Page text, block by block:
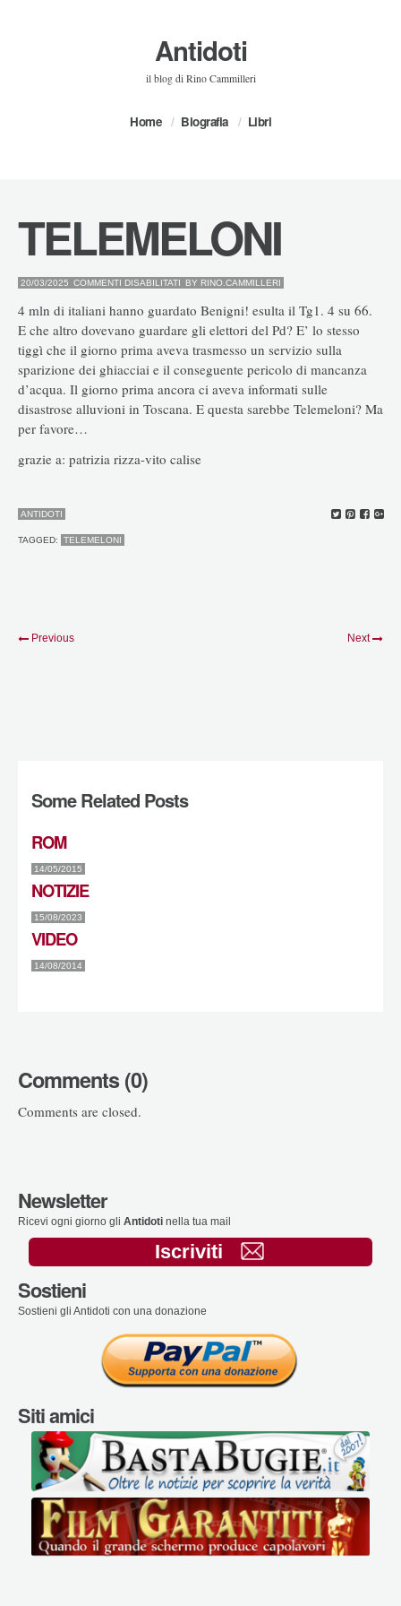
Antidoti
il blog di Rino Cammilleri
Home Biografia Libri
TELEMELONI
20/03/2025 COMMENTI DISABILITATI SU
BY RINO.CAMMILLERI
4 mln di italiani hanno guardato Benigni! esulta il Tg1. 4 su 66.
E che altro dovevano guardare gli elettori del Pd? E’ lo stesso
tiggì che il giorno prima aveva trasmesso un servizio sulla
sparizione dei ghiacciai e il conseguente pericolo di mancanza
d’acqua. Il giorno prima ancora ci aveva informati sulle
disastrose alluvioni in Toscana. E questa sarebbe Telemeloni? Ma
per favore…
grazie a: patrizia rizza-vito calise
ANTIDOTI
TAGGED: TELEMELONI
Previous Next
Some Related Posts
ROM
14/05/2015
NOTIZIE
15/08/2023
VIDEO
14/08/2014
Comments (0)
Comments are closed.
Newsletter
Ricevi ogni giorno gli Antidoti nella tua mail
Iscriviti
Sostieni
Sostieni gli Antidoti con una donazione
Siti amici